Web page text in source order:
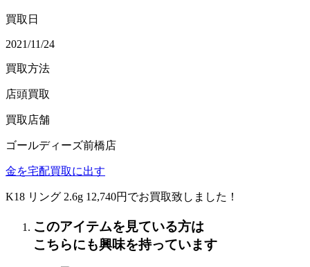
買取日
2021/11/24
買取方法
店頭買取
買取店舗
ゴールディーズ前橋店
金を宅配買取に出す
K18 リング 2.6g 12,740円でお買取致しました！
このアイテムを見ている方は
こちらにも興味を持っています